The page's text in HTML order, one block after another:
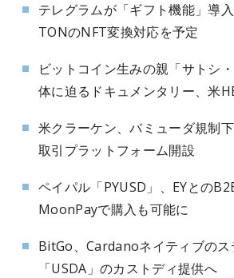
テレグラムが「ギフト機能」導
TONのNFT変換対応を予定
ビットコイン生みの親「サトシ
体に迫るドキュメンタリー、米
米クラーケン、バミューダ規制
取引プラットフォーム開設
ペイパル「PYUSD」、EYとの
MoonPayで購入も可能に
BitGo、Cardanoネイティブのス
「USDA」のカストディ提供へ